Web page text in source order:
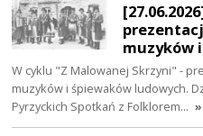
muzyków
W cyklu "Z Malowanej Skrzyni" -
muzyków i śpiewaków ludowych.
Pyrzyckich Spotkań z Folklorem…